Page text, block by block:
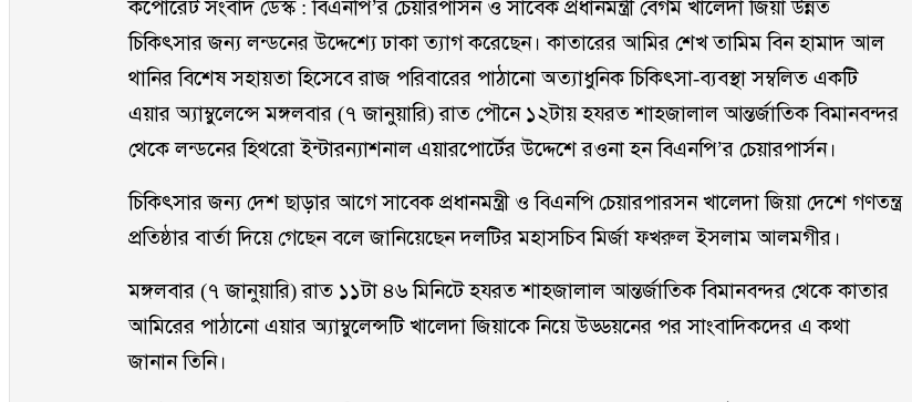
কর্পোরেট সংবাদ ডেস্ক : বিএনপি’র চেয়ারপার্সন ও সাবেক প্রধানমন্ত্রী বেগম খালেদা জিয়া উন্নত
চিকিৎসার জন্য লন্ডনের উদ্দেশ্যে ঢাকা ত্যাগ করেছেন। কাতারের আমির শেখ তামিম বিন হামাদ আল
থানির বিশেষ সহায়তা হিসেবে রাজ পরিবারের পাঠানো অত্যাধুনিক চিকিৎসা-ব্যবস্থা সম্বলিত একটি
এয়ার অ্যাম্বুলেন্সে মঙ্গলবার (৭ জানুয়ারি) রাত পৌনে ১২টায় হযরত শাহজালাল আন্তর্জাতিক বিমানবন্দর
থেকে লন্ডনের হিথরো ইন্টারন্যাশনাল এয়ারপোর্টের উদ্দেশে রওনা হন বিএনপি’র চেয়ারপার্সন।
চিকিৎসার জন্য দেশ ছাড়ার আগে সাবেক প্রধানমন্ত্রী ও বিএনপি চেয়ারপারসন খালেদা জিয়া দেশে গণতন্ত্র
প্রতিষ্ঠার বার্তা দিয়ে গেছেন বলে জানিয়েছেন দলটির মহাসচিব মির্জা ফখরুল ইসলাম আলমগীর।
মঙ্গলবার (৭ জানুয়ারি) রাত ১১টা ৪৬ মিনিটে হযরত শাহজালাল আন্তর্জাতিক বিমানবন্দর থেকে কাতার
আমিরের পাঠানো এয়ার অ্যাম্বুলেন্সটি খালেদা জিয়াকে নিয়ে উড্ডয়নের পর সাংবাদিকদের এ কথা
জানান তিনি।